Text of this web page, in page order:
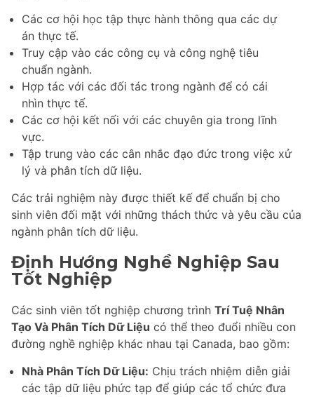
Các cơ hội học tập thực hành thông qua các dự
án thực tế.
Truy cập vào các công cụ và công nghệ tiêu
chuẩn ngành.
Hợp tác với các đối tác trong ngành để có cái
nhìn thực tế.
Các cơ hội kết nối với các chuyên gia trong lĩnh
vực.
Tập trung vào các cân nhắc đạo đức trong việc xử
lý và phân tích dữ liệu.
Các trải nghiệm này được thiết kế để chuẩn bị cho
sinh viên đối mặt với những thách thức và yêu cầu của
ngành phân tích dữ liệu.
Định Hướng Nghề Nghiệp Sau
Tốt Nghiệp
Các sinh viên tốt nghiệp chương trình Trí Tuệ Nhân
Tạo Và Phân Tích Dữ Liệu có thể theo đuổi nhiều con
đường nghề nghiệp khác nhau tại Canada, bao gồm:
Nhà Phân Tích Dữ Liệu: Chịu trách nhiệm diễn giải
các tập dữ liệu phức tạp để giúp các tổ chức đưa